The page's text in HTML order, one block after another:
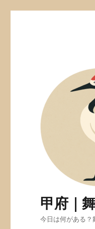
甲府｜
今日は何がある？